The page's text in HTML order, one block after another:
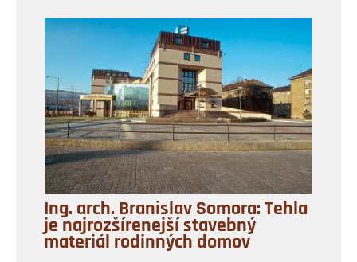
Ing. arch. Branislav Somora: Tehla
je najrozšírenejší stavebný
materiál rodinných domov